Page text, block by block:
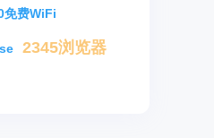
免费WiFi
2345浏览器